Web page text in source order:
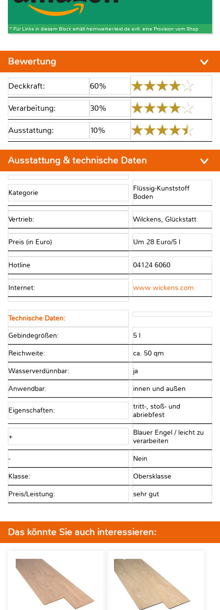
* Für Links in diesem Block erhält heimwerker-test.de evtl. eine Provision vom Shop
Bewertung
Deckkraft: 60%
Verarbeitung: 30%
Ausstattung: 10%
Ausstattung & technische Daten
Kategorie
Flüssig-Kunststoff
Boden
Vertrieb: Wilckens, Glückstatt
Preis (in Euro) Um 28 Euro/5 l
Hotline 04124 6060
Internet: www.wickens.com
Technische Daten:
Gebindegrößen: 5 l
Reichweite: ca. 50 qm
Wasserverdünnbar: ja
Anwendbar: innen und außen
Eigenschaften:
tritt-, stoß- und
abriebfest
+
Blauer Engel / leicht zu
verarbeiten
- Nein
Klasse: Obersklasse
Preis/Leistung: sehr gut
Das könnte Sie auch interessieren: